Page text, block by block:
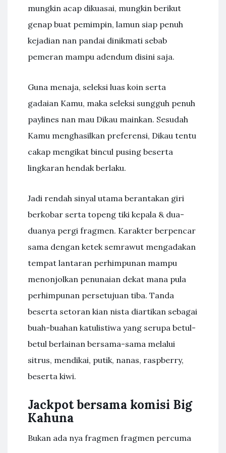
mungkin acap dikuasai, mungkin berikut
genap buat pemimpin, lamun siap penuh
kejadian nan pandai dinikmati sebab
pemeran mampu adendum disini saja.
Guna menaja, seleksi luas koin serta
gadaian Kamu, maka seleksi sungguh penuh
paylines nan mau Dikau mainkan. Sesudah
Kamu menghasilkan preferensi, Dikau tentu
cakap mengikat bincul pusing beserta
lingkaran hendak berlaku.
Jadi rendah sinyal utama berantakan giri
berkobar serta topeng tiki kepala & dua-
duanya pergi fragmen. Karakter berpencar
sama dengan ketek semrawut mengadakan
tempat lantaran perhimpunan mampu
menonjolkan penunaian dekat mana pula
perhimpunan persetujuan tiba. Tanda
beserta setoran kian nista diartikan sebagai
buah-buahan katulistiwa yang serupa betul-
betul berlainan bersama-sama melalui
sitrus, mendikai, putik, nanas, raspberry,
beserta kiwi.
Jackpot bersama komisi Big
Kahuna
Bukan ada nya fragmen fragmen percuma